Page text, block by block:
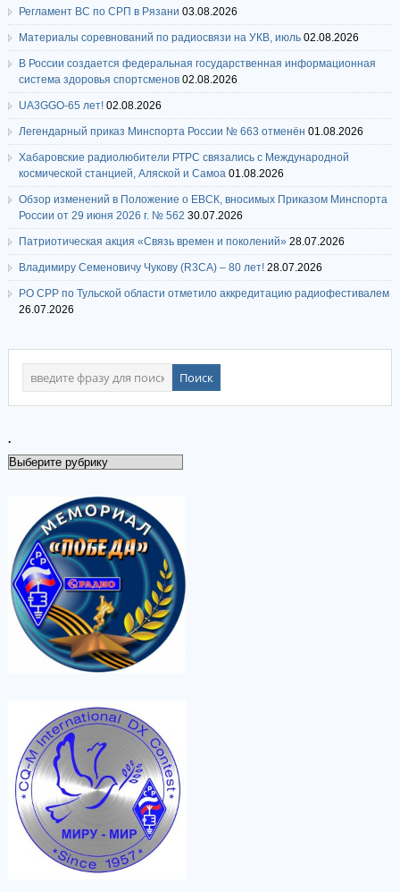
Регламент ВС по СРП в Рязани 03.08.2026
Материалы соревнований по радиосвязи на УКВ, июль 02.08.2026
В России создается федеральная государственная информационная
система здоровья спортсменов 02.08.2026
UA3GGO-65 лет! 02.08.2026
Легендарный приказ Минспорта России № 663 отменён 01.08.2026
Хабаровские радиолюбители РТРС связались с Международной
космической станцией, Аляской и Самоа 01.08.2026
Обзор изменений в Положение о ЕВСК, вносимых Приказом Минспорта
России от 29 июня 2026 г. № 562 30.07.2026
Патриотическая акция «Связь времен и поколений» 28.07.2026
Владимиру Семеновичу Чукову (R3CA) – 80 лет! 28.07.2026
РО СРР по Тульской области отметило аккредитацию радиофестивалем
26.07.2026
.